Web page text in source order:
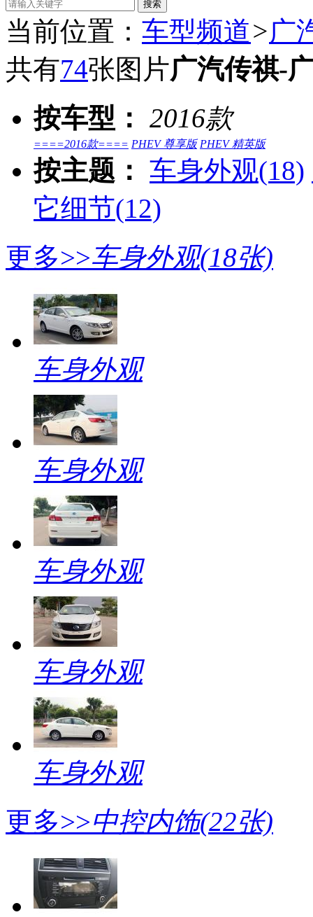
当前位置： 车型频道>广
共有74张图片广汽传祺-
按车型： 2016款
====2016款==== PHEV 尊享版 PHEV 精英版
按主题： 车身外观(18)
它细节(12)
更多>>车身外观(18张)
车身外观
车身外观
车身外观
车身外观
车身外观
更多>>中控内饰(22张)